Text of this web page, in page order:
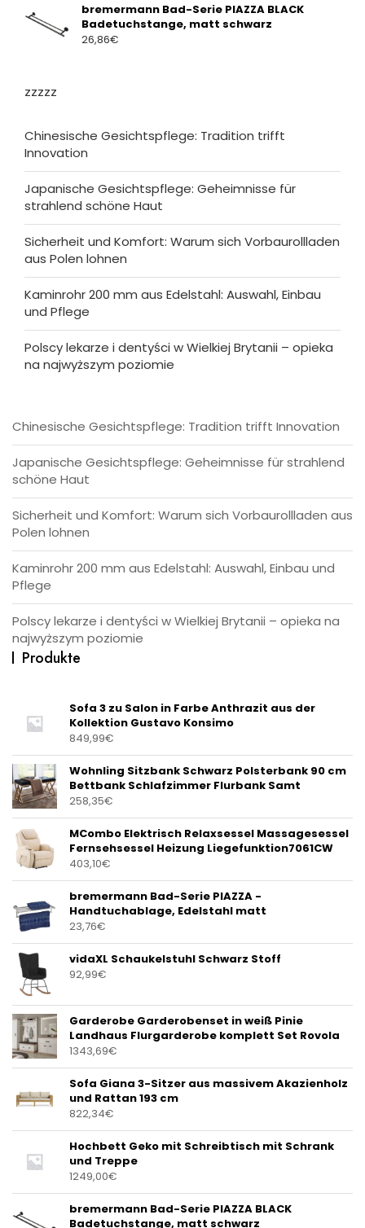
bremermann Bad-Serie PIAZZA BLACK
Badetuchstange, matt schwarz
26,86€
zzzzz
Chinesische Gesichtspflege: Tradition trifft
Innovation
Japanische Gesichtspflege: Geheimnisse für
strahlend schöne Haut
Sicherheit und Komfort: Warum sich Vorbaurollladen
aus Polen lohnen
Kaminrohr 200 mm aus Edelstahl: Auswahl, Einbau
und Pflege
Polscy lekarze i dentyści w Wielkiej Brytanii – opieka
na najwyższym poziomie
Chinesische Gesichtspflege: Tradition trifft Innovation
Japanische Gesichtspflege: Geheimnisse für strahlend
schöne Haut
Sicherheit und Komfort: Warum sich Vorbaurollladen aus
Polen lohnen
Kaminrohr 200 mm aus Edelstahl: Auswahl, Einbau und
Pflege
Polscy lekarze i dentyści w Wielkiej Brytanii – opieka na
najwyższym poziomie
Produkte
Sofa 3 zu Salon in Farbe Anthrazit aus der
Kollektion Gustavo Konsimo
849,99€
Wohnling Sitzbank Schwarz Polsterbank 90 cm
Bettbank Schlafzimmer Flurbank Samt
258,35€
MCombo Elektrisch Relaxsessel Massagesessel
Fernsehsessel Heizung Liegefunktion7061CW
403,10€
bremermann Bad-Serie PIAZZA -
Handtuchablage, Edelstahl matt
23,76€
vidaXL Schaukelstuhl Schwarz Stoff
92,99€
Garderobe Garderobenset in weiß Pinie
Landhaus Flurgarderobe komplett Set Rovola
1343,69€
Sofa Giana 3-Sitzer aus massivem Akazienholz
und Rattan 193 cm
822,34€
Hochbett Geko mit Schreibtisch mit Schrank
und Treppe
1249,00€
bremermann Bad-Serie PIAZZA BLACK
Badetuchstange, matt schwarz